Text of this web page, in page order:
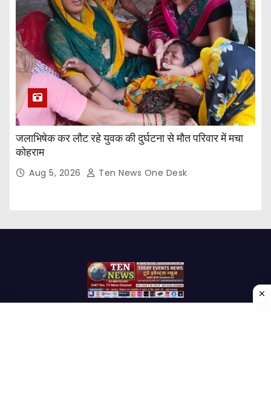
जलाभिषेक कर लौट रहे युवक की दुर्घटना से मौत परिवार में मचा
कोहराम
Aug 5, 2026 Ten News One Desk